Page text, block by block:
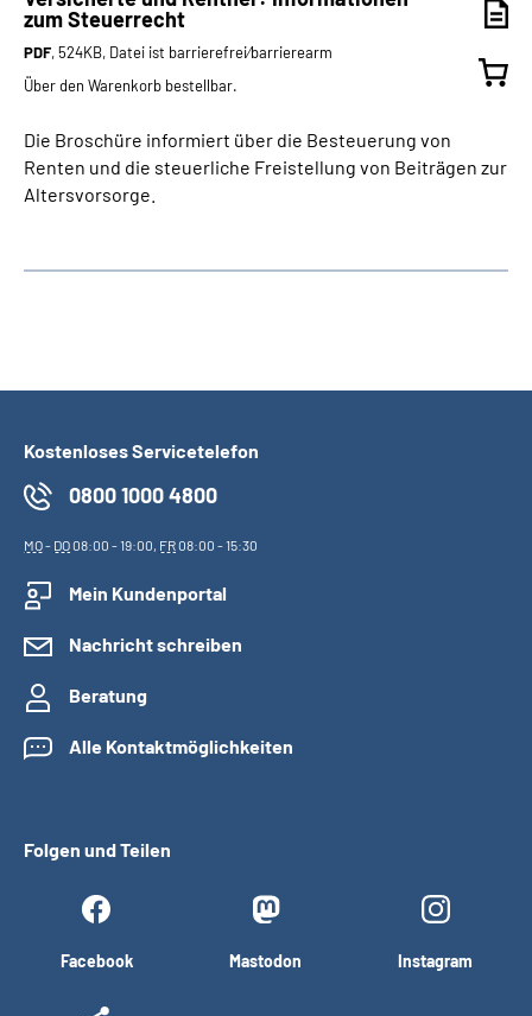
zum Steuerrecht
PDF, 524KB, Datei ist barrierefrei⁄barrierearm
Über den Warenkorb bestellbar.
Die Broschüre informiert über die Besteuerung von
Renten und die steuerliche Freistellung von Beiträgen zur
Altersvorsorge.
Kostenloses Servicetelefon
0800 1000 4800
MO- DO08:00 - 19:00, FR08:00 - 15:30
Mein Kundenportal
Nachricht schreiben
Beratung
Alle Kontaktmöglichkeiten
Folgen und Teilen
Facebook Mastodon Instagram